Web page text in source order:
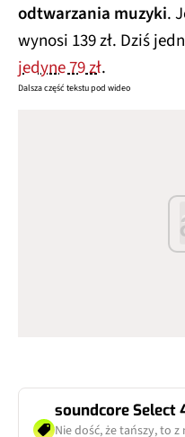
odtwarzania muzyki.
wynosi 139 zł. Dziś
jedyne 79 zł.
Dalsza część tekstu pod wideo
soundcore Select
Nie dość, że tańszy, to z